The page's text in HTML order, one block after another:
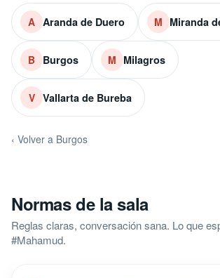
A Aranda de Duero M Miranda
B Burgos M Milagros
V Vallarta de Bureba
‹ Volver a Burgos
Normas de la sala
Reglas claras, conversación sana. Lo que
#Mahamud.